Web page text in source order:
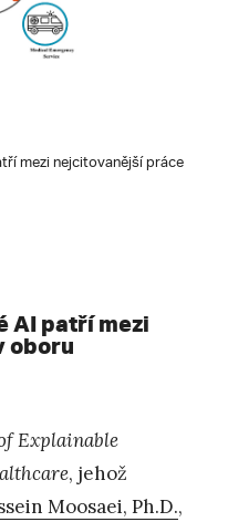
mezi nejcitovanější práce
AI patří mezi
oboru
Explainable
, jehož
Moosaei, Ph.D.,